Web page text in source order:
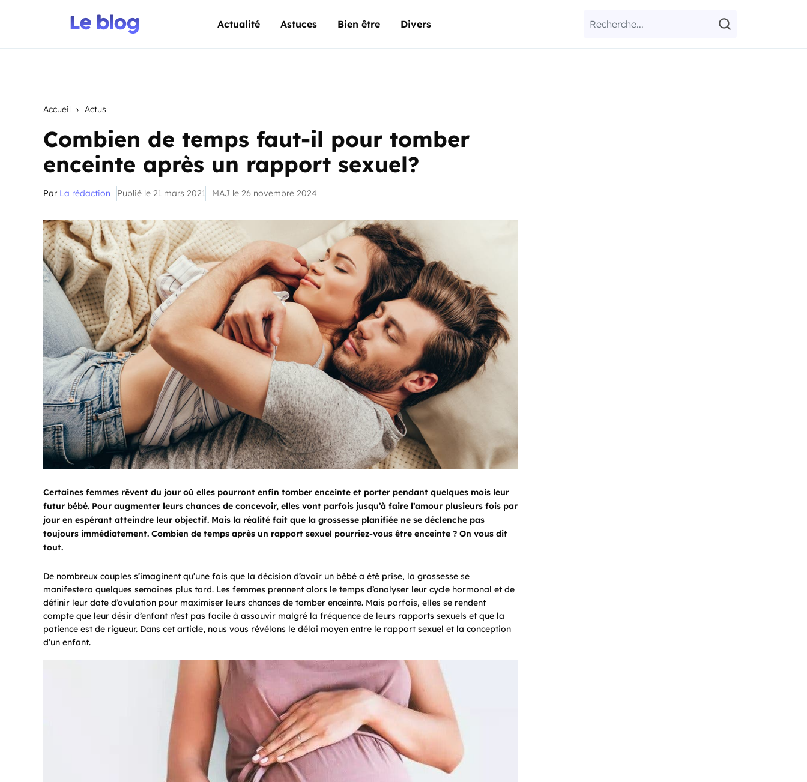
Actualité Astuces Bien être Divers
Accueil Actus
Combien de temps faut-il pour tomber
enceinte après un rapport sexuel?
Par La rédaction Publié le 21 mars 2021 MAJ le 26 novembre 2024
Certaines femmes rêvent du jour où elles pourront enfin tomber enceinte et porter pendant quelques mois leur
futur bébé. Pour augmenter leurs chances de concevoir, elles vont parfois jusqu’à faire l’amour plusieurs fois par
jour en espérant atteindre leur objectif. Mais la réalité fait que la grossesse planifiée ne se déclenche pas
toujours immédiatement. Combien de temps après un rapport sexuel pourriez-vous être enceinte ? On vous dit
tout.
De nombreux couples s’imaginent qu’une fois que la décision d’avoir un bébé a été prise, la grossesse se
manifestera quelques semaines plus tard. Les femmes prennent alors le temps d’analyser leur cycle hormonal et de
définir leur date d’ovulation pour maximiser leurs chances de tomber enceinte. Mais parfois, elles se rendent
compte que leur désir d’enfant n’est pas facile à assouvir malgré la fréquence de leurs rapports sexuels et que la
patience est de rigueur. Dans cet article, nous vous révélons le délai moyen entre le rapport sexuel et la conception
d’un enfant.